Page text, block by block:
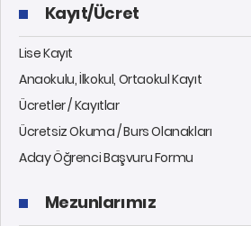
Kayıt/Ücret
Lise Kayıt
Anaokulu, İlkokul, Ortaokul Kayıt
Ücretler / Kayıtlar
Ücretsiz Okuma / Burs Olanakları
Aday Öğrenci Başvuru Formu
Mezunlarımız